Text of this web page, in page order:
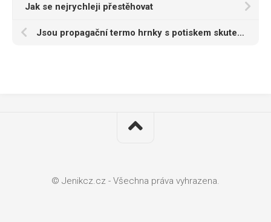
Jak se nejrychleji přestěhovat
Jsou propagační termo hrnky s potiskem skutečně dobré?
© Jenikcz.cz - Všechna práva vyhrazena.